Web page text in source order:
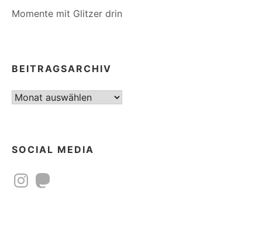
Momente mit Glitzer drin
BEITRAGSARCHIV
Beitragsarchiv
SOCIAL MEDIA
InstagramMastodon